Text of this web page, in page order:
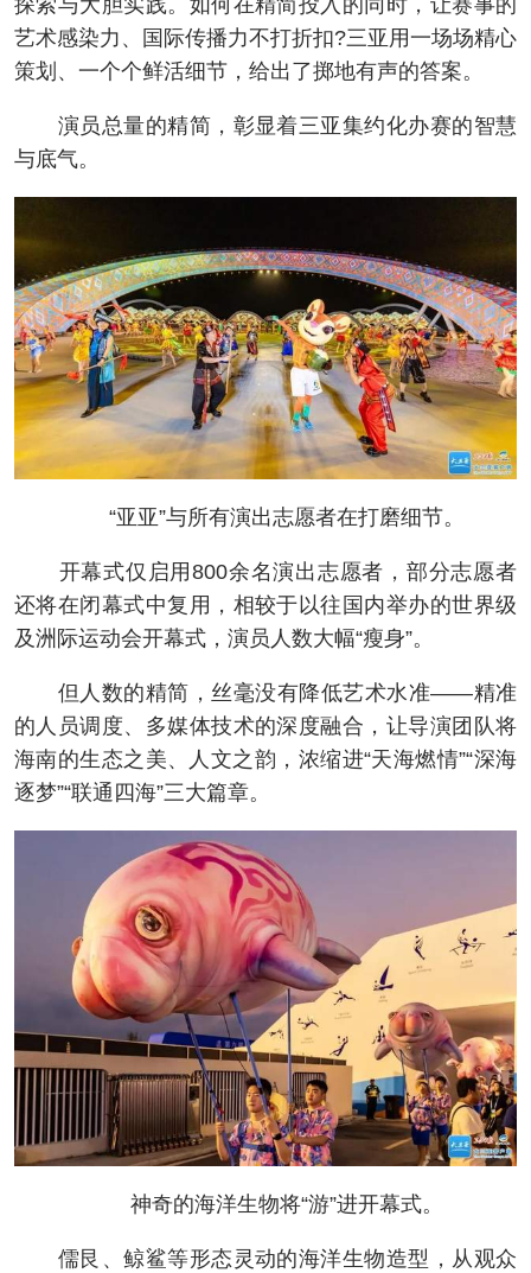
艺术感染力、国际传播力不打折扣?三亚用一场场精心
策划、一个个鲜活细节，给出了掷地有声的答案。
演员总量的精简，彰显着三亚集约化办赛的智慧
与底气。
“亚亚”与所有演出志愿者在打磨细节。
开幕式仅启用800余名演出志愿者，部分志愿者
还将在闭幕式中复用，相较于以往国内举办的世界级
及洲际运动会开幕式，演员人数大幅“瘦身”。
但人数的精简，丝毫没有降低艺术水准——精准
的人员调度、多媒体技术的深度融合，让导演团队将
海南的生态之美、人文之韵，浓缩进“天海燃情”“深海
逐梦”“联通四海”三大篇章。
神奇的海洋生物将“游”进开幕式。
儒艮、鲸鲨等形态灵动的海洋生物造型，从观众